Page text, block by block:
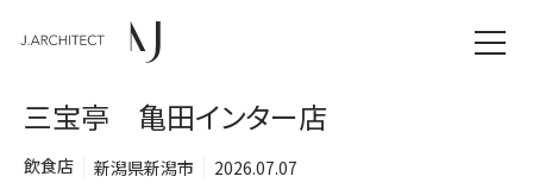
三宝亭 亀田インター店
飲食店 新潟県新潟市 2026.07.07